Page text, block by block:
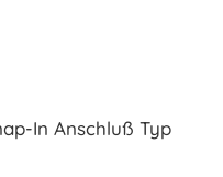
In Anschluß Typ